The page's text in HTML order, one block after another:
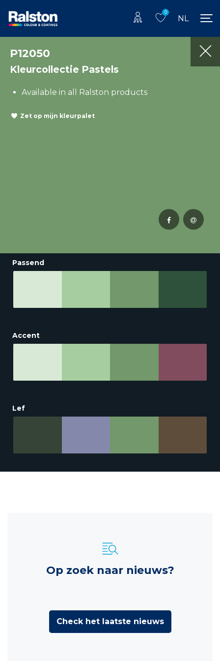
0
NL
P12050
Kleurcollectie Pastels
Available in all Ralston products
Zet op mijn kleurpalet
Passend
Accent
Lef
Op zoek naar nieuws?
Check het laatste nieuws